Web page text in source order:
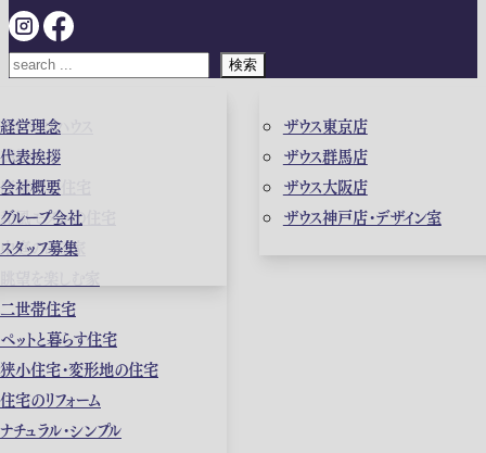
ガレージハウス
高級住宅
店舗併用住宅
和風モダンの住宅
中庭のある家
二世帯住宅
ペットと暮らす住宅
狭小住宅・変形地の住宅
住宅のリフォーム
ナチュラル・シンプル
経営理念
代表挨拶
会社概要
グループ会社
スタッフ募集
ザウス東京店
ザウス群馬店
ザウス大阪店
ザウス神戸店・デザイン室
検索